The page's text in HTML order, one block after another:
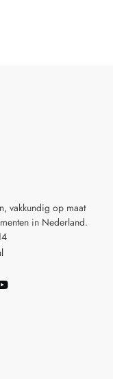
vakkundig op maat
in Nederland.